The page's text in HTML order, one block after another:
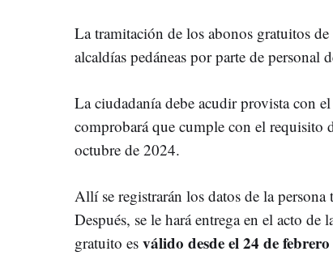
La tramitación de los abonos gratuitos de
alcaldías pedáneas por parte de personal
La ciudadanía debe acudir provista con
comprobará que cumple con el requisito
octubre de 2024.
Allí se registrarán los datos de la
Después, se le hará entrega en el acto de
gratuito es válido desde el 24 de